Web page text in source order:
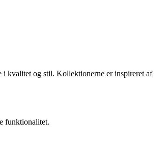
kvalitet og stil. Kollektionerne er inspireret af
funktionalitet.